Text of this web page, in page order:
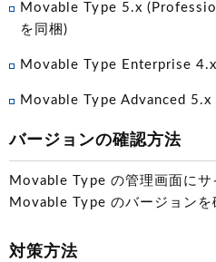
Movable Type 5.x
を同梱)
Movable Type Enterprise 4.x
Movable Type Advanced 5.x
バージョンの確認方法
Movable Type の管理画面にサ
Movable Type のバージョンを
対策方法